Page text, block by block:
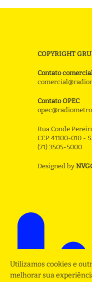
COPYRIGHT
Contato
Contato OPEC
Rua Conde
CEP 41100-010 -
(71) 3505-5000
Designed by
Utilizamos cookies e
melhorar sua